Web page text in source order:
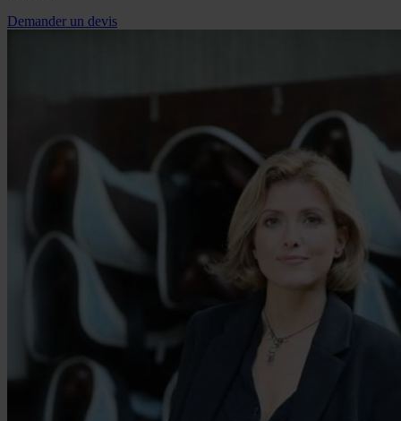
Demander un devis